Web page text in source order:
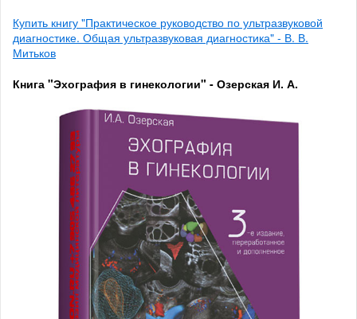
Купить книгу "Практическое руководство по ультразвуковой
диагностике. Общая ультразвуковая диагностика" - В. В.
Митьков
Книга "Эхография в гинекологии" - Озерская И. А.